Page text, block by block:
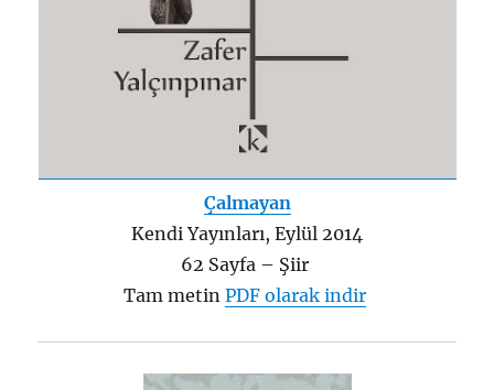
Çalmayan
Kendi Yayınları, Eylül 2014
62 Sayfa – Şiir
Tam metin PDF olarak indir